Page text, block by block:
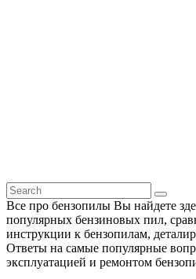
Все про бензопилы Вы найдете
популярных бензиновых пил,
инструкции к бензопилам,
Ответы на самые популярные
эксплуатацией и ремонтом